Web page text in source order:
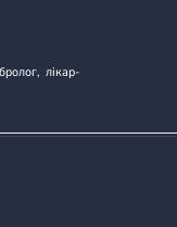
лікар-